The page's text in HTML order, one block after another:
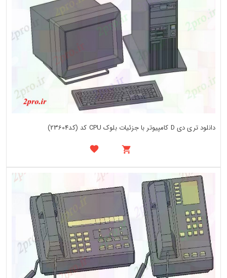
دانلود تری دی D کامپیوتر با جزئیات بلوک CPU کد (کد23604)